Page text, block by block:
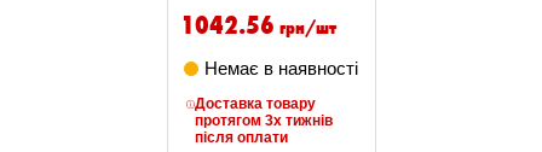
1042.56 грн/шт
Немає в наявності
Доставка товару
протягом 3х тижнів
після оплати